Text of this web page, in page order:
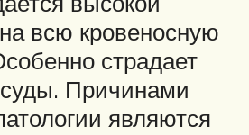
всю кровеносную
страдает
Причинами
являются